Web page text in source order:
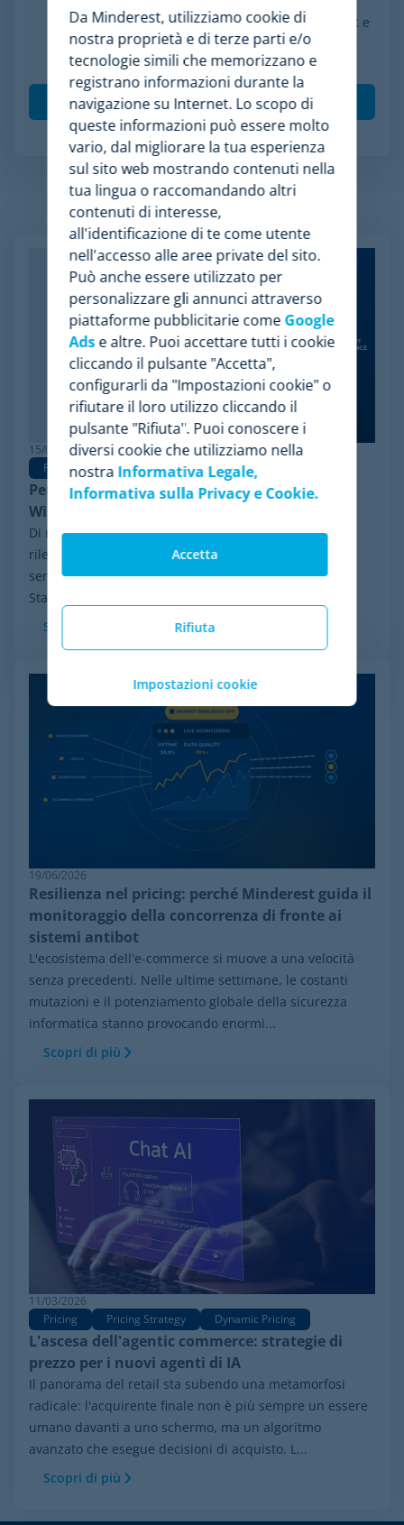
comunicazioni di marketing da parte di Minderest e
comprendo che le mie interazioni (aperture e clic)
saranno tracciate per personalizzare i contenuti.
Articoli Relazionati
15/06/2026
Pricing Software
Perché Minderest è la migliore alternativa a
Wiser per la pricing intelligence
Di recente, ha fatto notizia nel settore un evento
rilevante: il processo di riorganizzazione finanziaria ai
sensi del Chapter 11 avviato da Wiser Solutions negli
Stati Uniti. Sebbene questa misura...
Scopri di più
19/06/2026
Resilienza nel pricing: perché Minderest guida il
monitoraggio della concorrenza di fronte ai
sistemi antibot
L'ecosistema dell'e-commerce si muove a una velocità
senza precedenti. Nelle ultime settimane, le costanti
mutazioni e il potenziamento globale della sicurezza
informatica stanno provocando enormi...
Scopri di più
11/03/2026
Pricing
Pricing Strategy Dynamic Pricing
L'ascesa dell'agentic commerce: strategie di
prezzo per i nuovi agenti di IA
Il panorama del retail sta subendo una metamorfosi
radicale: l'acquirente finale non è più sempre un essere
umano davanti a uno schermo, ma un algoritmo
avanzato che esegue decisioni di acquisto. L...
Scopri di più
Da Minderest, utilizziamo cookie di
nostra proprietà e di terze parti e/o
tecnologie simili che memorizzano e
registrano informazioni durante la
navigazione su Internet. Lo scopo di
queste informazioni può essere molto
vario, dal migliorare la tua esperienza
sul sito web mostrando contenuti nella
tua lingua o raccomandando altri
contenuti di interesse,
all'identificazione di te come utente
nell'accesso alle aree private del sito.
Può anche essere utilizzato per
personalizzare gli annunci attraverso
piattaforme pubblicitarie come Google
Adse altre. Puoi accettare tutti i cookie
cliccando il pulsante "Accetta",
configurarli da "Impostazioni cookie" o
rifiutare il loro utilizzo cliccando il
pulsante "Rifiuta". Puoi conoscere i
diversi cookie che utilizziamo nella
nostra Informativa Legale,
Informativa sulla Privacy e Cookie.
Rifiuta
Accetta
Impostazioni cookie